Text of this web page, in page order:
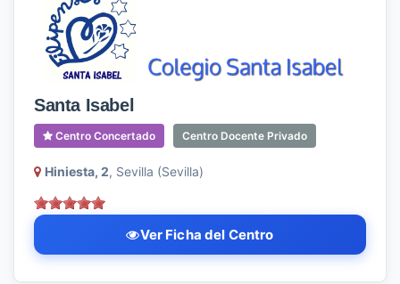
Santa Isabel
Centro Concertado Centro Docente Privado
Hiniesta, 2, Sevilla (Sevilla)
Ver Ficha del Centro